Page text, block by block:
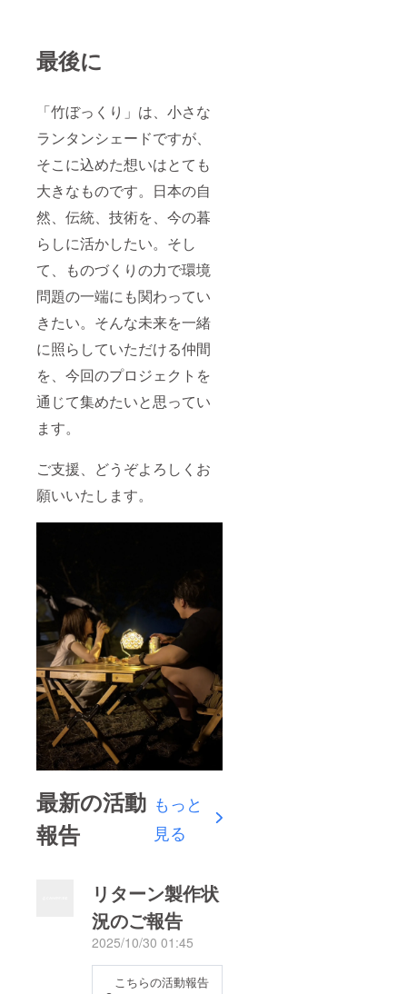
最後に
「竹ぼっくり」は、小さな
ランタンシェードですが、
そこに込めた想いはとても
大きなものです。日本の自
然、伝統、技術を、今の暮
らしに活かしたい。そし
て、ものづくりの力で環境
問題の一端にも関わってい
きたい。そんな未来を一緒
に照らしていただける仲間
を、今回のプロジェクトを
通じて集めたいと思ってい
ます。
ご支援、どうぞよろしくお
願いいたします。
最新の活動
報告
もっと
見る
リターン製作状
況のご報告
2025/10/30 01:45
こちらの活動報告